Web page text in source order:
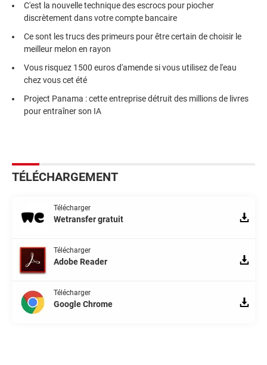
C'est la nouvelle technique des escrocs pour piocher
discrètement dans votre compte bancaire
Ce sont les trucs des primeurs pour être certain de choisir le
meilleur melon en rayon
Vous risquez 1500 euros d'amende si vous utilisez de l'eau
chez vous cet été
Project Panama : cette entreprise détruit des millions de livres
pour entraîner son IA
TÉLÉCHARGEMENT
Télécharger
Wetransfer gratuit
Télécharger
Adobe Reader
Télécharger
Google Chrome